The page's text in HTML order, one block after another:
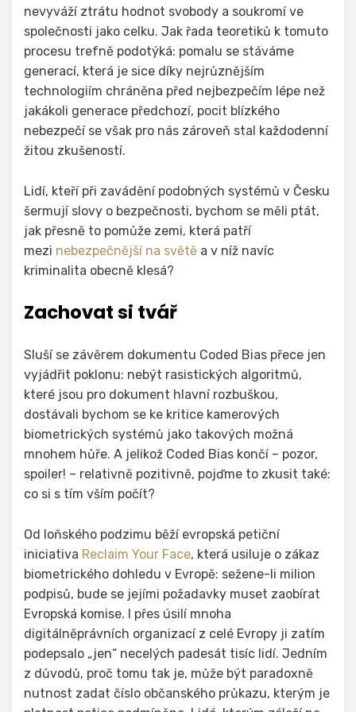
nevyváží ztrátu hodnot svobody a soukromí ve
společnosti jako celku. Jak řada teoretiků k tomuto
procesu trefně podotýká: pomalu se stáváme
generací, která je sice díky nejrůznějším
technologiím chráněna před nejbezpečím lépe než
jakákoli generace předchozí, pocit blízkého
nebezpečí se však pro nás zároveň stal každodenní
žitou zkušeností.
Lidí, kteří při zavádění podobných systémů v Česku
šermují slovy o bezpečnosti, bychom se měli ptát,
jak přesně to pomůže zemi, která patří
mezi nebezpečnější na světě a v níž navíc
kriminalita obecně klesá?
Zachovat si tvář
Sluší se závěrem dokumentu Coded Bias přece jen
vyjádřit poklonu: nebýt rasistických algoritmů,
které jsou pro dokument hlavní rozbuškou,
dostávali bychom se ke kritice kamerových
biometrických systémů jako takových možná
mnohem hůře. A jelikož Coded Bias končí – pozor,
spoiler! – relativně pozitivně, pojďme to zkusit také:
co si s tím vším počít?
Od loňského podzimu běží evropská petiční
iniciativa Reclaim Your Face, která usiluje o zákaz
biometrického dohledu v Evropě: sežene-li milion
podpisů, bude se jejími požadavky muset zaobírat
Evropská komise. I přes úsilí mnoha
digitálněprávních organizací z celé Evropy ji zatím
podepsalo „jen“ necelých padesát tisíc lidí. Jedním
z důvodů, proč tomu tak je, může být paradoxně
nutnost zadat číslo občanského průkazu, kterým je